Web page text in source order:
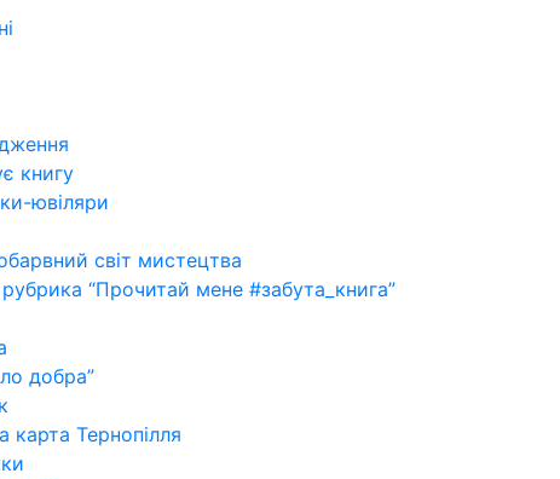
книгу
ювіляри
світ мистецтва
рубрика “Прочитай мене #забута_книга”
добра”
карта Тернопілля